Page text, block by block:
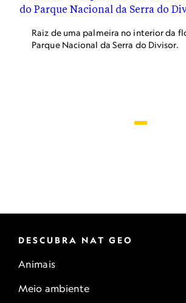
Raiz de uma palmeira no interior da
Parque Nacional da Serra do Divisor.
DESCUBRA NAT GEO
Animais
Meio ambiente